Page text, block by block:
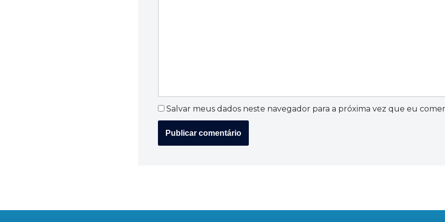
Salvar meus dados neste navegador para a próxima vez que eu